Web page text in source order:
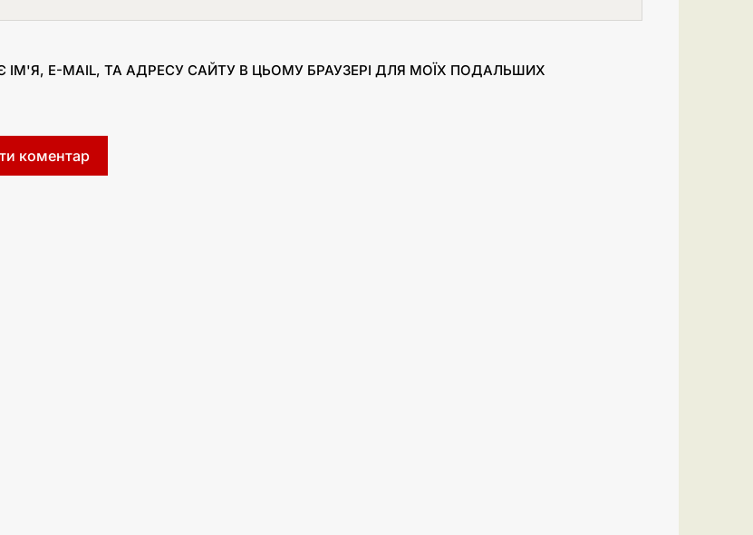
ІМ'Я, E-MAIL, ТА АДРЕСУ САЙТУ В ЦЬОМУ БРАУЗЕРІ ДЛЯ МОЇХ ПОДАЛЬШИХ